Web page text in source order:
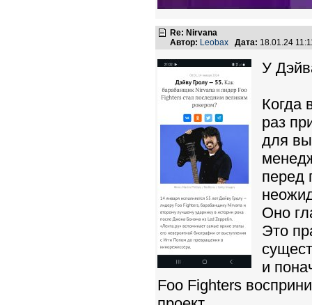
Re: Nirvana
Автор: Leobax Дата: 18.01.24
У
Когда
раз
для
перед
Оно
Это
и
Foo Fighters